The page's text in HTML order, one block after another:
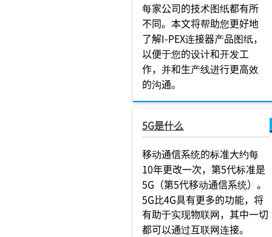
每家公司的技术图纸都有所
不同。本文将帮助您更好地
了解I-PEX连接器产品图纸，
以便于您的设计和开发工
作，并和生产线进行更高效
的沟通。
5G是什么
移动通信系统的标准大约每
10年更改一次，第5代标准是
5G（第5代移动通信系统）。
5G比4G具有更多的功能，将
有助于实现物联网，其中一切
都可以通过互联网连接。